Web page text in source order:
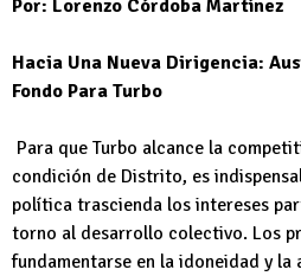
Por: Lorenzo Córdoba Martínez
Hacia Una Nueva Dirigencia:
Fondo Para Turbo
Para que Turbo alcance la
condición de Distrito, es
política trascienda los intereses
torno al desarrollo colectivo. Los
fundamentarse en la idoneidad y